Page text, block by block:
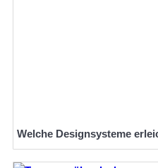
Welche Designsysteme